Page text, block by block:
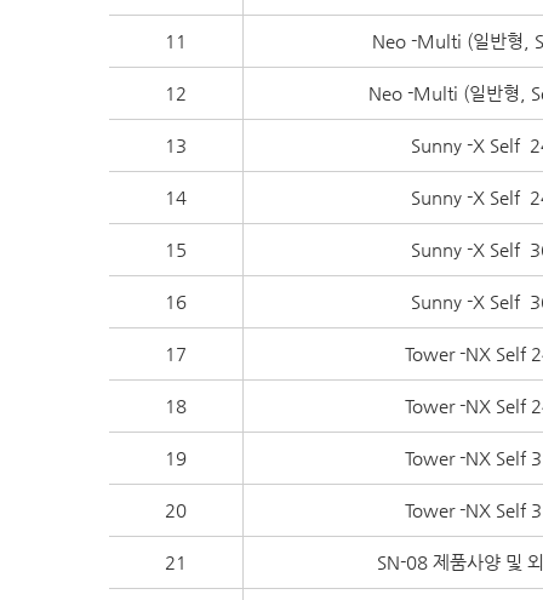
11 Neo -Multi (일반형,
12 Neo -Multi (일반형,
13 Sunny -X Self
14 Sunny -X Self
15 Sunny -X Self
16 Sunny -X Self
17 Tower -NX Self
18 Tower -NX Self
19 Tower -NX Self
20 Tower -NX Self
21 SN-08 제품사양 및